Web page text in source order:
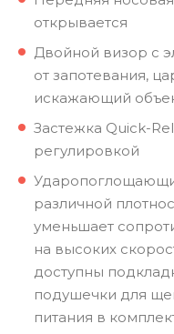
открывается
Двойной визор с
от запотевания,
искажающий
Застежка Quick-
регулировкой
различной
уменьшает
на высоких
доступны
подушечки для
питания в